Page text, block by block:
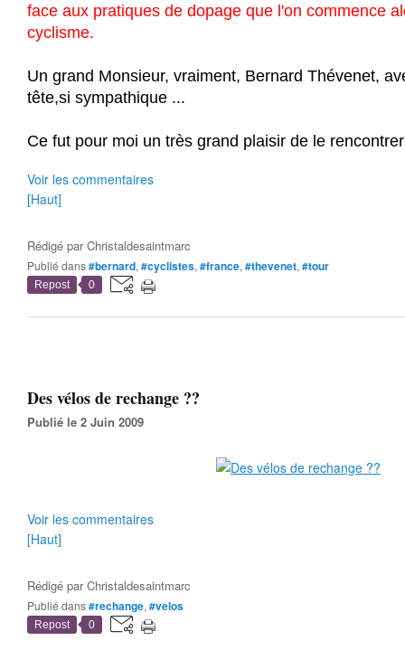
face aux pratiques de dopage que l'on commence
cyclisme.
Un grand Monsieur, vraiment, Bernard Thévenet,
tête,si sympathique ...
Ce fut pour moi un très grand plaisir de le
Voir les commentaires
[Haut]
Rédigé parChristaldesaintmarc
Publié dans#bernard, #cyclistes, #france, #thevenet, #tour
Repost 0
Des vélos de rechange ??
Publié le 2 Juin 2009
Voir les commentaires
[Haut]
Rédigé parChristaldesaintmarc
Publié dans#rechange, #velos
Repost 0